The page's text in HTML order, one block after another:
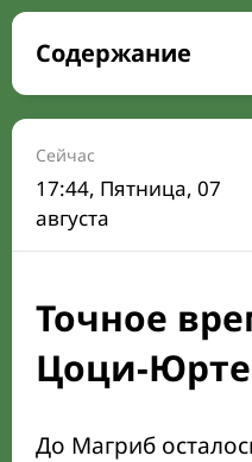
Содержание
Время намаза на
Расписание на месяц
Время Сухура и
Календарь
Мечети и
Направление киблы
Сейчас
17:44, Пятница, 07
августа
Точное
Цоци-Юрте
До Магриб